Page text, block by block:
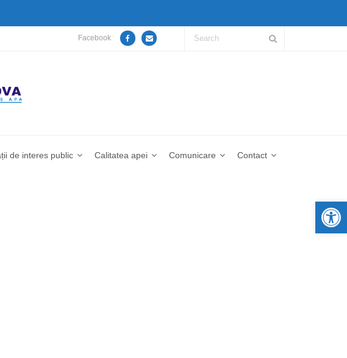
Facebook
de interes public Calitatea apei Comunicare Contact